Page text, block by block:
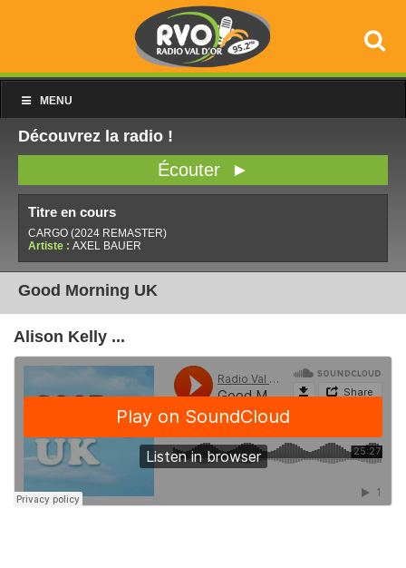
MENU
Découvrez la radio !
Écouter ►
Titre en cours
CARGO (2024 REMASTER)
Artiste : AXEL BAUER
Good Morning UK
Alison Kelly ...